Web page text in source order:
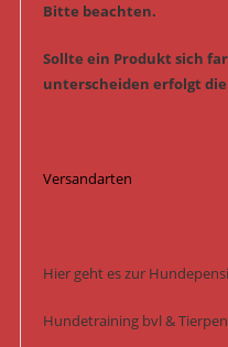
Bitte beachten.
Sollte ein Produkt sich
unterscheiden erfolgt
Versandarten
Hier geht es zur
Hundetraining bvl &